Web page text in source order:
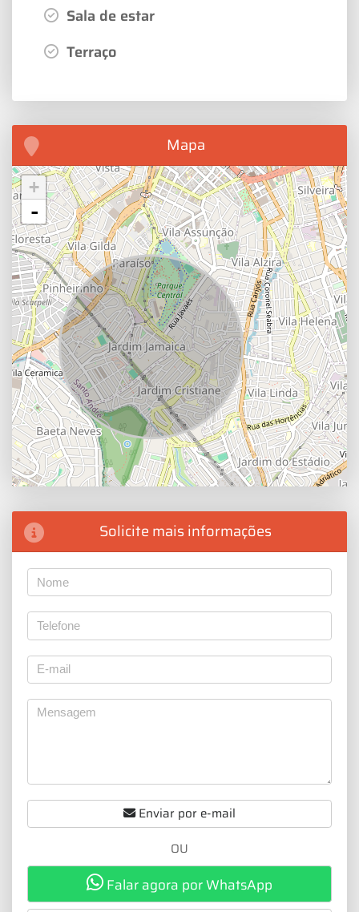
Sala de estar
Terraço
Mapa
+
-
Solicite mais informações
Enviar por e-mail
OU
Falar agora por WhatsApp